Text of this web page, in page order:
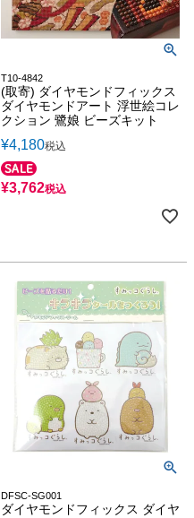
T10-4842
(取寄) ダイヤモンドフィックス
ダイヤモンドアート 浮世絵コレ
クション 鷺娘 ビーズキット
¥4,180税込
¥3,762税込
DFSC-SG001
ダイヤモンドフィックス ダイヤ